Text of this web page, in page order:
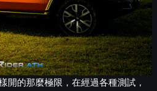
開的那麼極限，在經過各種測試，